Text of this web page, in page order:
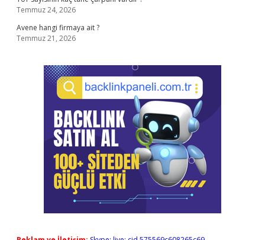
Temmuz 24, 2026
Avene hangi firmaya ait ?
Temmuz 21, 2026